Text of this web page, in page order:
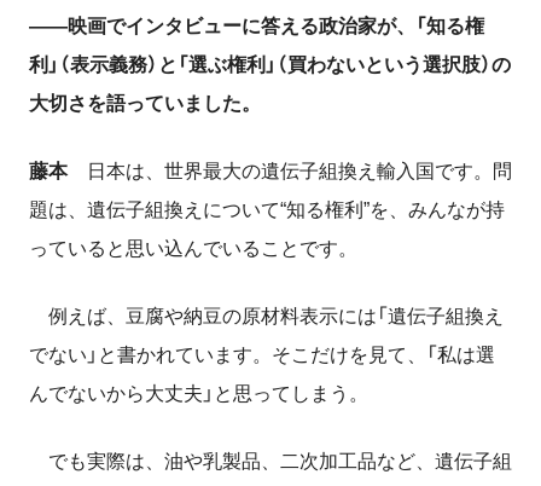
――映画でインタビューに答える政治家が、「知る権
利」（表示義務）と「選ぶ権利」（買わないという選択肢）の
大切さを語っていました。
藤本日本は、世界最大の遺伝子組換え輸入国です。問
題は、遺伝子組換えについて“知る権利”を、みんなが持
っていると思い込んでいることです。
例えば、豆腐や納豆の原材料表示には「遺伝子組換え
でない」と書かれています。そこだけを見て、「私は選
んでないから大丈夫」と思ってしまう。
でも実際は、油や乳製品、二次加工品など、遺伝子組